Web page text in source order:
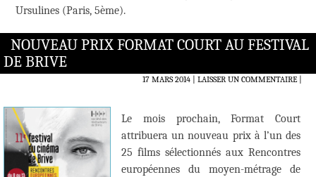
Ursulines (Paris, 5ème).
NOUVEAU PRIX FORMAT COURT AU FESTIVAL
DE BRIVE
17 MARS 2014 LAISSER UN COMMENTAIRE|
Le mois prochain, Format Court
attribuera un nouveau prix à l’un des
25 films sélectionnés aux Rencontres
européennes du moyen-métrage de